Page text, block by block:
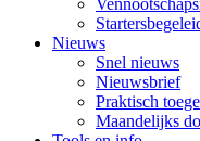
Nieuws
Snel nieuws
Nieuwsbrief
Praktisch
Maandelijks